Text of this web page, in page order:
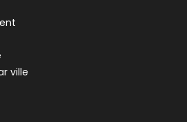
• 163 m²
50 m²
ville